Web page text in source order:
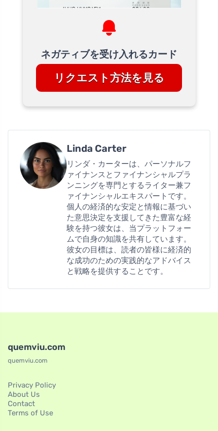
ネガティブを受け入れるカード
リクエスト方法を見る
Linda Carter
リンダ・カーターは、パーソナルフ
ァイナンスとファイナンシャルプラ
ンニングを専門とするライター兼フ
ァイナンシャルエキスパートです。
個人の経済的な安定と情報に基づい
た意思決定を支援してきた豊富な経
験を持つ彼女は、当プラットフォー
ムで自身の知識を共有しています。
彼女の目標は、読者の皆様に経済的
な成功のための実践的なアドバイス
と戦略を提供することです。
quemviu.com
quemviu.com
Privacy Policy
About Us
Contact
Terms of Use